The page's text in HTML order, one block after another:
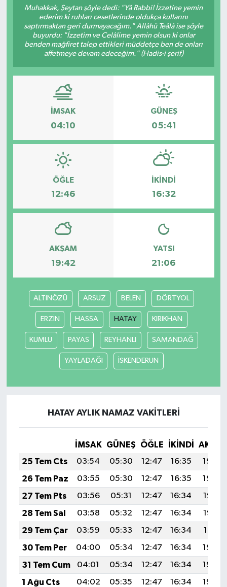
Muhakkak, Şeytan şöyle dedi: "Yâ Rabbi! İzzetine yemin
ederim ki ruhları cesetlerinde oldukça kullarını
saptırmaktan geri durmayacağım." Allâhü Teâlâ ise şöyle
buyurdu: "İzzetim ve Celâlime yemin olsun ki onlar
benden mağfiret talep ettikleri müddetçe ben de onları
affetmeye devam edeceğim." (Hadis-i şerif)
İMSAK
04:10
GÜNEŞ
05:41
ÖĞLE
12:46
İKINDI
16:32
AKŞAM
19:42
YATSI
21:06
ALTINÖZÜ ARSUZ BELEN DÖRTYOL
ERZİN HASSA HATAY KIRIKHAN
KUMLU PAYAS REYHANLI SAMANDAĞ
YAYLADAĞI İSKENDERUN
HATAY AYLIK NAMAZ VAKITLERI
İMSAK GÜNEŞ ÖĞLE İKINDI
25 Tem Cts
03:54 05:30 12:47 16:35
19:54
26 Tem Paz
03:55 05:30 12:47 16:35
19:54
27 Tem Pts
03:56 05:31 12:47 16:34
19:53
28 Tem Sal
03:58 05:32 12:47 16:34
19:52
29 Tem Çar
03:59 05:33 12:47 16:34
19:51
30 Tem Per
04:00 05:34 12:47 16:34
19:50
31 Tem Cum
04:01 05:34 12:47 16:34
19:49
1 Ağu Cts
04:02 05:35 12:47 16:34
19:49
Resmi İlanlar